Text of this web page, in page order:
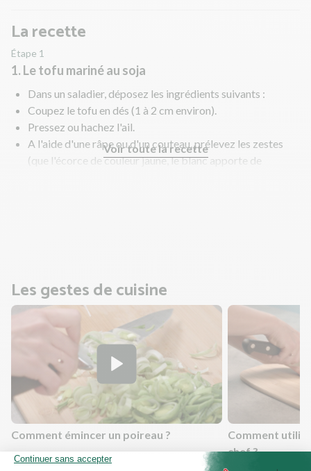
La recette
Étape 1
1. Le tofu mariné au soja
Dans un saladier, déposez les ingrédients suivants :
Coupez le tofu en dés (1 à 2 cm environ).
Pressez ou hachez l'ail.
A l'aide d'une râpe ou d'un couteau, prélevez les zestes
(que l'écorce de couleur jaune, le blanc apporte de
Voir toute la recette
Les gestes de cuisine
Comment émincer un poireau ?
Comment
chef ?